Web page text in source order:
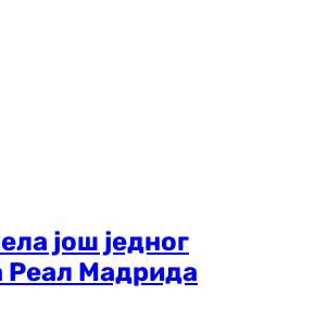
још једног
Мадрида